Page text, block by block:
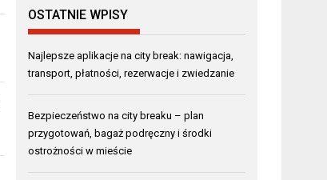
OSTATNIE WPISY
Najlepsze aplikacje na city break: nawigacja,
transport, płatności, rezerwacje i zwiedzanie
Bezpieczeństwo na city breaku – plan
przygotowań, bagaż podręczny i środki
ostrożności w mieście